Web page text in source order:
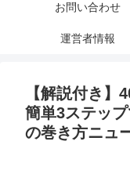
お問い合わせ
運営者情報
【解説付き】
簡単3ステッ
の巻き方ニュ